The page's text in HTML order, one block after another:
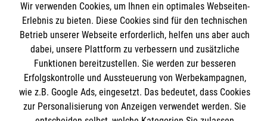
Das St.-Bernhard-Gymnasium
Wir verwenden Cookies, um Ihnen ein optimales Webseiten-
Erlebnis zu bieten. Diese Cookies sind für den technischen
Betrieb unserer Webseite erforderlich, helfen uns aber auch
dabei, unsere Plattform zu verbessern und zusätzliche
Funktionen bereitzustellen. Sie werden zur besseren
Erfolgskontrolle und Aussteuerung von Werbekampagnen,
wie z.B. Google Ads, eingesetzt. Das bedeutet, dass Cookies
zur Personalisierung von Anzeigen verwendet werden. Sie